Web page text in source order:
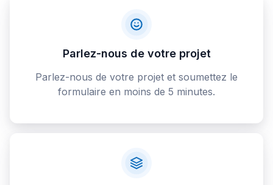
Parlez-nous de votre projet
Parlez-nous de votre projet et soumettez le
formulaire en moins de 5 minutes.